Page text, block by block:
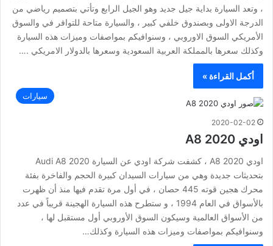
، وتعد السيارة بداية جيل جديد وهو الجيل الرابع وتأتي بتصميم رياضي من
الدرجة الاولى وبصندوق خلفي كبير ، والسيارة متاحة للتوافر في والسوق
الأمريكي السوق الاوروبي ، وسنوافيكم بمواصفات وميزات هذه السيارة
وكذلك سعرها بالمملكة العربية السعودية وسعرها بالدولار الامريكي .…
أكمل القراءة »
سيارات
2020-02-02
اودي A8 2020
اودي A8 2020 ، كشفت شركة اودي عن السيارة Audi A8 2020
بتحديثات جديدة وهي من سيارات السيدان كبيرة الحجم والفاخرة بفئة
محرك هجين قوته 445 حصان ، في أول مرة تقدم فيها منذ أن ظهرت
بالأسواق في العام 1994 ، و ستطرح هذه السيارة الهجينة قريباً في عدد
من الأسواق العالمية وسيكون السوق الأوروبي أول مستقبل لها ،
وسنوافيكم بمواصفات وميزات هذه السيارة وكذلك…